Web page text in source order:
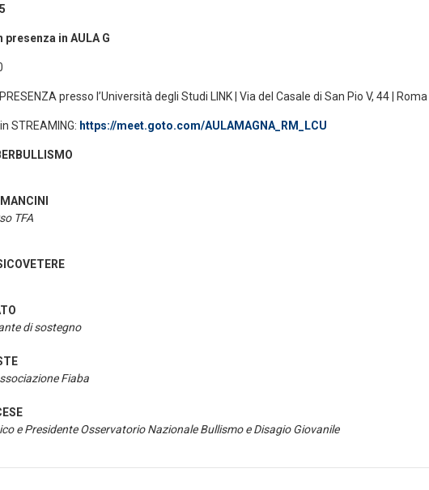
presenza in AULA G
presso l’Università degli Studi LINK | Via del Casale di San Pio V, 44 | Roma |
STREAMING: https://meet.goto.com/AULAMAGNA_RM_LCU
TFA
di sostegno
Fiaba
e Presidente Osservatorio Nazionale Bullismo e Disagio Giovanile